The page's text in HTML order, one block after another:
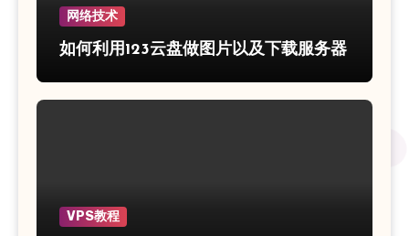
网络技术
如何利用123云盘做图片以及下载服务器
VPS教程